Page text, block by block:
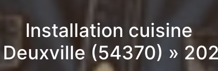
Installation cuisine
(54370) »